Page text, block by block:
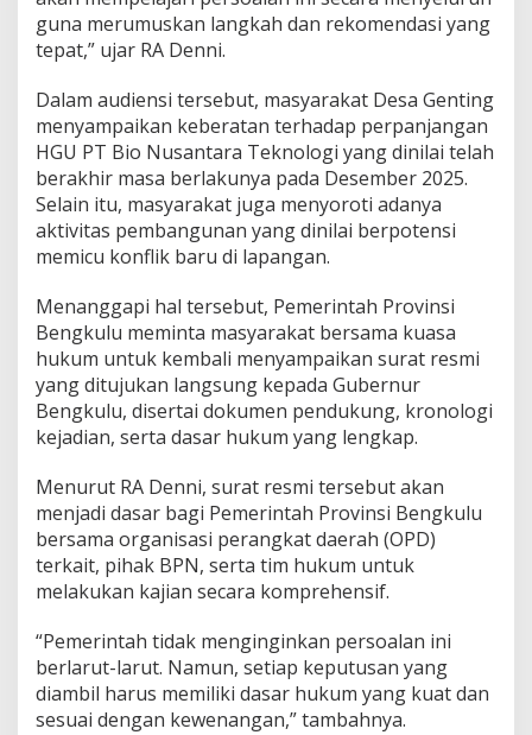
guna merumuskan langkah dan rekomendasi yang
tepat,” ujar RA Denni.
Dalam audiensi tersebut, masyarakat Desa Genting
menyampaikan keberatan terhadap perpanjangan
HGU PT Bio Nusantara Teknologi yang dinilai telah
berakhir masa berlakunya pada Desember 2025.
Selain itu, masyarakat juga menyoroti adanya
aktivitas pembangunan yang dinilai berpotensi
memicu konflik baru di lapangan.
Menanggapi hal tersebut, Pemerintah Provinsi
Bengkulu meminta masyarakat bersama kuasa
hukum untuk kembali menyampaikan surat resmi
yang ditujukan langsung kepada Gubernur
Bengkulu, disertai dokumen pendukung, kronologi
kejadian, serta dasar hukum yang lengkap.
Menurut RA Denni, surat resmi tersebut akan
menjadi dasar bagi Pemerintah Provinsi Bengkulu
bersama organisasi perangkat daerah (OPD)
terkait, pihak BPN, serta tim hukum untuk
melakukan kajian secara komprehensif.
“Pemerintah tidak menginginkan persoalan ini
berlarut-larut. Namun, setiap keputusan yang
diambil harus memiliki dasar hukum yang kuat dan
sesuai dengan kewenangan,” tambahnya.